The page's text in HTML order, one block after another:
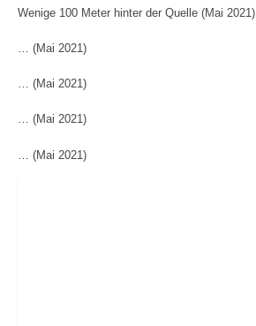
Wenige 100 Meter hinter der Quelle (Mai 2021)
… (Mai 2021)
… (Mai 2021)
… (Mai 2021)
… (Mai 2021)